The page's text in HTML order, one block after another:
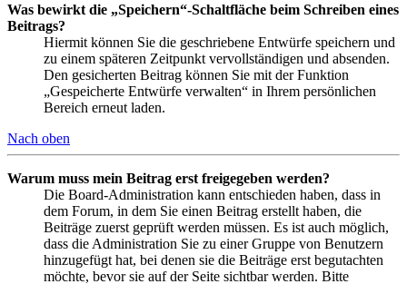
Was bewirkt die „Speichern“-Schaltfläche beim Schreiben eines
Beitrags?
Hiermit können Sie die geschriebene Entwürfe speichern und
zu einem späteren Zeitpunkt vervollständigen und absenden.
Den gesicherten Beitrag können Sie mit der Funktion
„Gespeicherte Entwürfe verwalten“ in Ihrem persönlichen
Bereich erneut laden.
Nach oben
Warum muss mein Beitrag erst freigegeben werden?
Die Board-Administration kann entschieden haben, dass in
dem Forum, in dem Sie einen Beitrag erstellt haben, die
Beiträge zuerst geprüft werden müssen. Es ist auch möglich,
dass die Administration Sie zu einer Gruppe von Benutzern
hinzugefügt hat, bei denen sie die Beiträge erst begutachten
möchte, bevor sie auf der Seite sichtbar werden. Bitte